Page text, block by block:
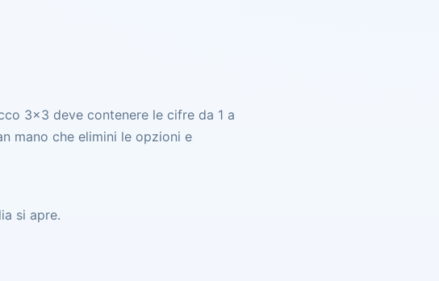
3x3 deve contenere le cifre da 1 a
mano che elimini le opzioni e
si apre.